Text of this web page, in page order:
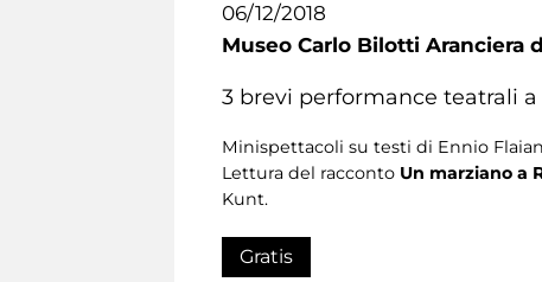
06/12/2018
Museo Carlo Bilotti Aranciera
3 brevi performance teatrali a
Minispettacoli su testi di Ennio
Lettura del racconto Un marziano a
Kunt.
Gratis